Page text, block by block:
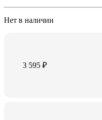
Нет в наличии
3 595₽